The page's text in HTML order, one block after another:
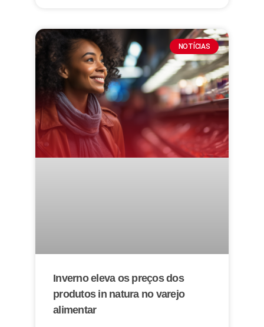
NOTÍCIAS
Inverno eleva os preços dos
produtos in natura no varejo
alimentar